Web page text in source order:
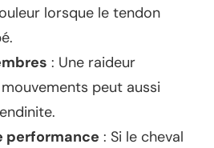
lorsque le tendon
: Une raideur
peut aussi
performance : Si le cheval